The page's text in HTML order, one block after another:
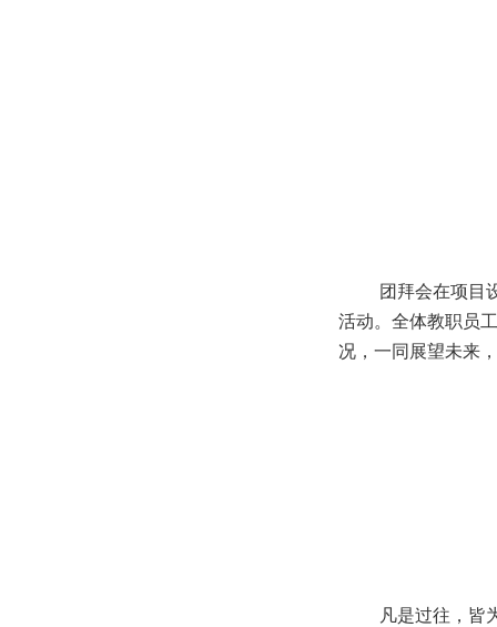
团拜会在项目
活动。全体教职员
况，一同展望未来
凡是过往，皆